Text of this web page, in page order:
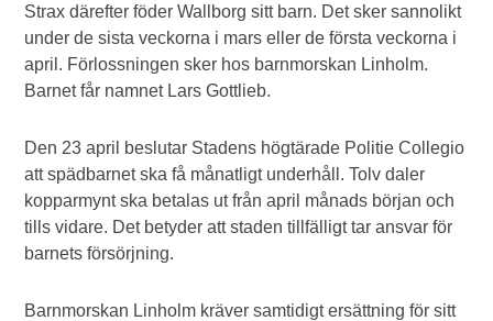
Strax därefter föder Wallborg sitt barn. Det sker sannolikt
under de sista veckorna i mars eller de första veckorna i
april. Förlossningen sker hos barnmorskan Linholm.
Barnet får namnet Lars Gottlieb.
Den 23 april beslutar Stadens högtärade Politie Collegio
att spädbarnet ska få månatligt underhåll. Tolv daler
kopparmynt ska betalas ut från april månads början och
tills vidare. Det betyder att staden tillfälligt tar ansvar för
barnets försörjning.
Barnmorskan Linholm kräver samtidigt ersättning för sitt